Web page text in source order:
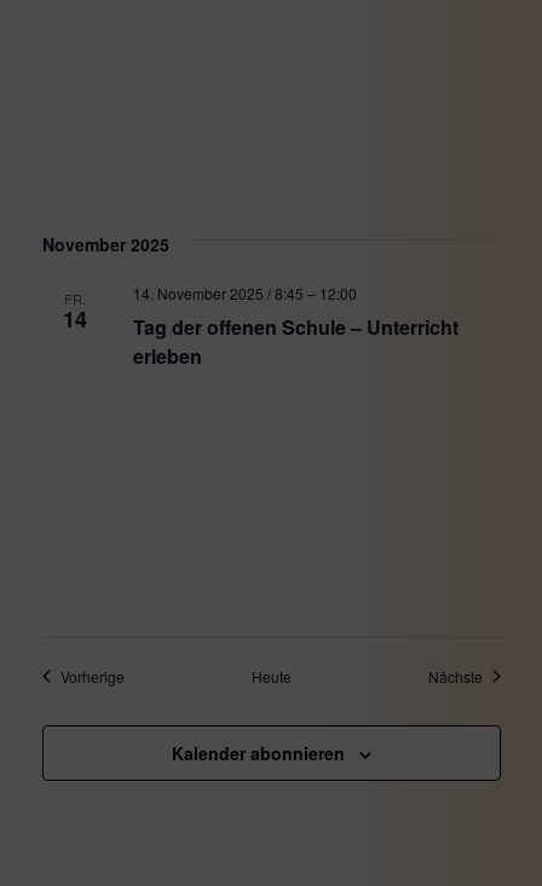
November 2025
FR.
14
Tag der offenen Schule – Unterricht
erleben
14. November 2025 / 8:45 – 12:00
VorherigeVeranstaltungen Heute Nächste
Kalender abonnieren